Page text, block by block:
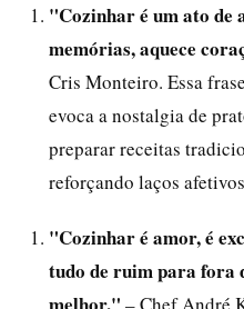
"Cozinhar é um ato de
memórias, aquece
Cris Monteiro. Essa
evoca a nostalgia de
preparar receitas
reforçando laços
"Cozinhar é amor, é
tudo de ruim para fora